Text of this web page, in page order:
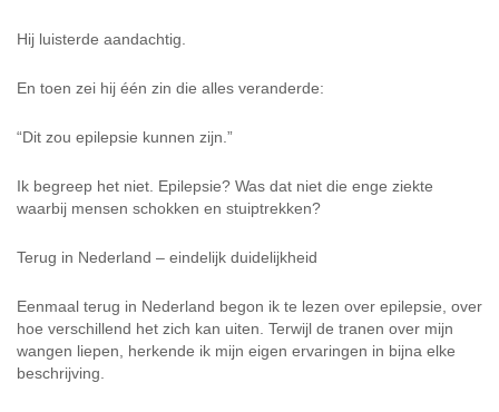
Hij luisterde aandachtig.
En toen zei hij één zin die alles veranderde:
“Dit zou epilepsie kunnen zijn.”
Ik begreep het niet. Epilepsie? Was dat niet die enge ziekte
waarbij mensen schokken en stuiptrekken?
Terug in Nederland – eindelijk duidelijkheid
Eenmaal terug in Nederland begon ik te lezen over epilepsie, over
hoe verschillend het zich kan uiten. Terwijl de tranen over mijn
wangen liepen, herkende ik mijn eigen ervaringen in bijna elke
beschrijving.